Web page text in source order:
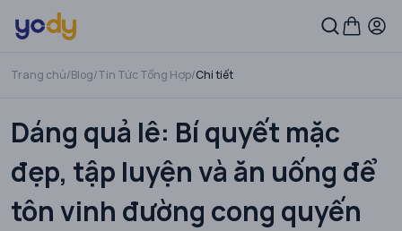
Trang chủ/Blog/Tin Tức Tổng Hợp/Chi tiết
Dáng quả lê: Bí quyết mặc
đẹp, tập luyện và ăn uống để
tôn vinh đường cong quyến